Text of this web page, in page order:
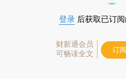
登录 后获取已订
财新通会员
可畅读全文
订